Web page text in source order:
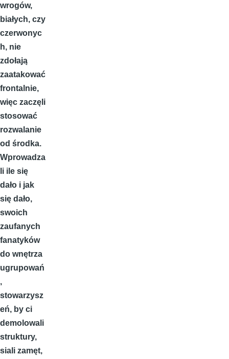
wrogów,
białych, czy
czerwonyc
h, nie
zdołają
zaatakować
frontalnie,
więc zaczęli
stosować
rozwalanie
od środka.
Wprowadza
li ile się
dało i jak
się dało,
swoich
zaufanych
fanatyków
do wnętrza
ugrupowań
,
stowarzysz
eń, by ci
demolowali
struktury,
siali zamęt,